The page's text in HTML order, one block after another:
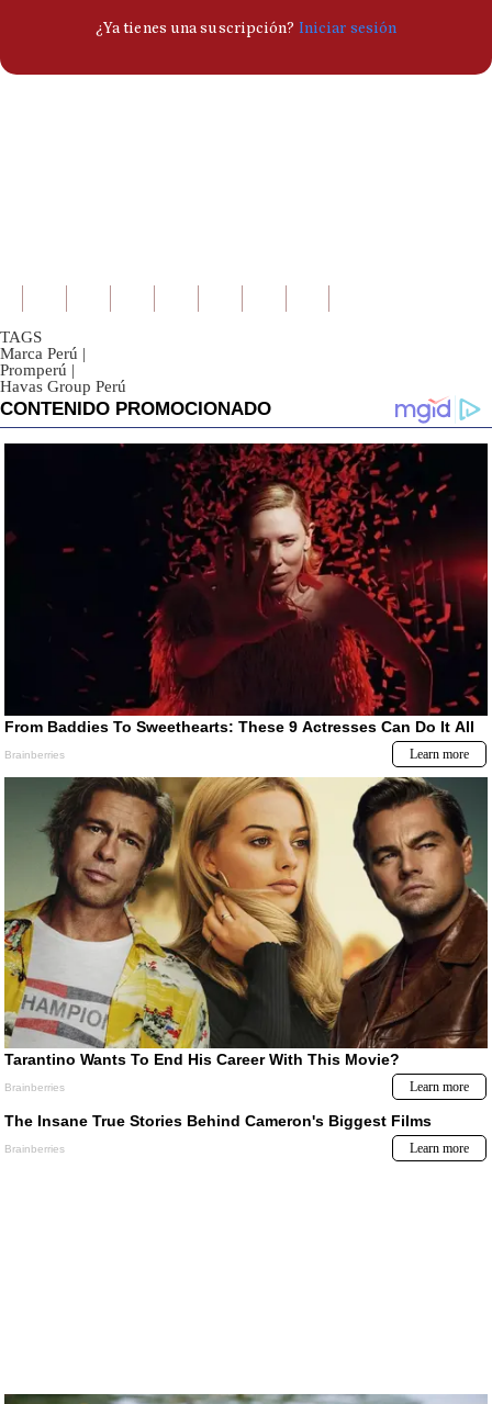
TAGS
Marca Perú |
Promperú |
Havas Group Perú